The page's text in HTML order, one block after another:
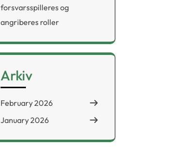
forsvarsspilleres og
angriberes roller
Arkiv
February 2026
January 2026